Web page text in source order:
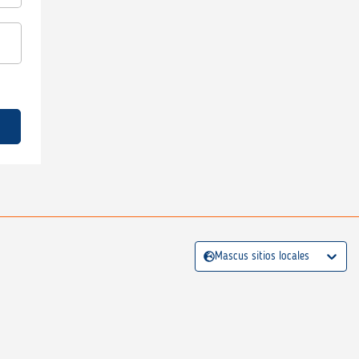
Mascus sitios locales